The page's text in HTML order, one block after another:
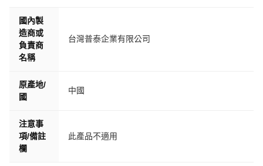
國內製
造商或
負責商
名稱
台灣普泰企業有限公司
原產地/
國
中國
注意事
項/備註
欄
此產品不適用